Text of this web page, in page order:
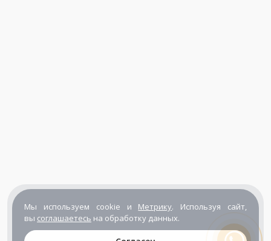
Мы используем cookie и Метрику. Используя сайт,
вы соглашаетесь на обработку данных.